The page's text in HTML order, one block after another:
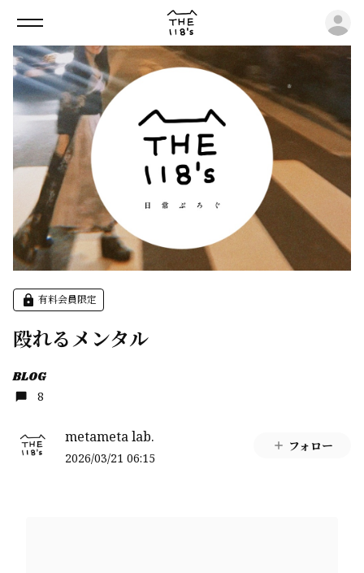
有料会員限定
殴れるメンタル
BLOG
8
metameta lab.
2026/03/21 06:15
フォロー